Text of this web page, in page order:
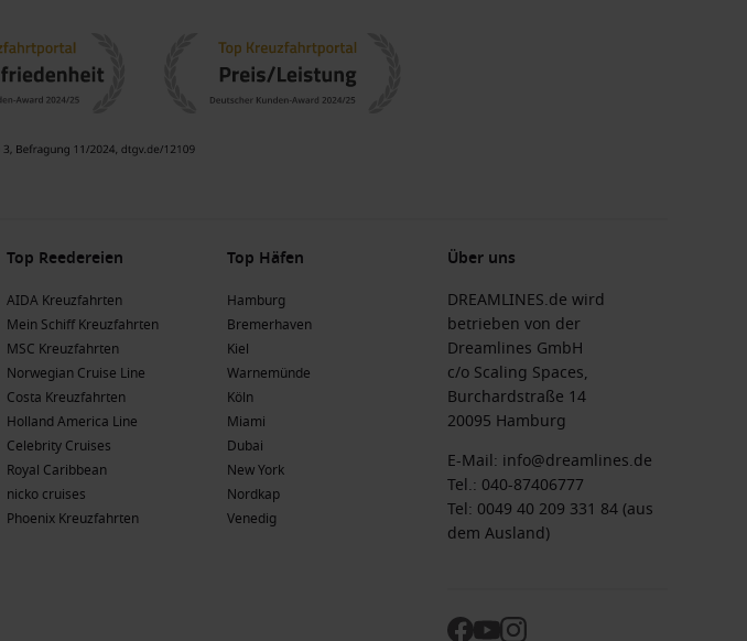
Top Reedereien
AIDA Kreuzfahrten
Mein Schiff Kreuzfahrten
MSC Kreuzfahrten
Norwegian Cruise Line
Costa Kreuzfahrten
Holland America Line
Celebrity Cruises
Royal Caribbean
nicko cruises
Phoenix Kreuzfahrten
Top Häfen
Hamburg
Bremerhaven
Kiel
Warnemünde
Köln
Miami
Dubai
New York
Nordkap
Venedig
Über uns
DREAMLINES.de wird
betrieben von der
Dreamlines GmbH
c/o Scaling Spaces,
Burchardstraße 14
20095 Hamburg
E-Mail: info@dreamlines.de
Tel.: 040-87406777
Tel: 0049 40 209 331 84 (aus
dem Ausland)